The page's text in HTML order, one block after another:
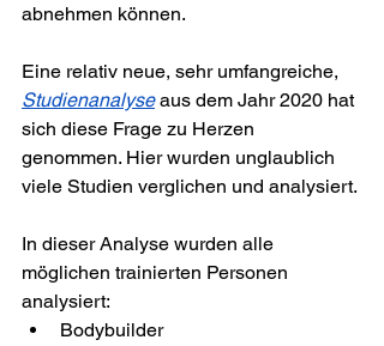
abnehmen können.
Eine relativ neue, sehr umfangreiche,
Studienanalyse aus dem Jahr 2020 hat
sich diese Frage zu Herzen
genommen. Hier wurden unglaublich
viele Studien verglichen und analysiert.
In dieser Analyse wurden alle
möglichen trainierten Personen
analysiert:
Bodybuilder